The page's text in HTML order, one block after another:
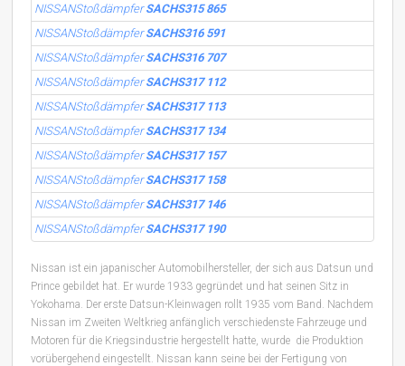
NISSANStoßdämpferSACHS315 865
NISSANStoßdämpferSACHS316 591
NISSANStoßdämpferSACHS316 707
NISSANStoßdämpferSACHS317 112
NISSANStoßdämpferSACHS317 113
NISSANStoßdämpferSACHS317 134
NISSANStoßdämpferSACHS317 157
NISSANStoßdämpferSACHS317 158
NISSANStoßdämpferSACHS317 146
NISSANStoßdämpferSACHS317 190
Nissan ist ein japanischer Automobilhersteller, der sich aus Datsun und
Prince gebildet hat. Er wurde 1933 gegründet und hat seinen Sitz in
Yokohama. Der erste Datsun-Kleinwagen rollt 1935 vom Band. Nachdem
Nissan im Zweiten Weltkrieg anfänglich verschiedenste Fahrzeuge und
Motoren für die Kriegsindustrie hergestellt hatte, wurde die Produktion
vorübergehend eingestellt. Nissan kann seine bei der Fertigung von